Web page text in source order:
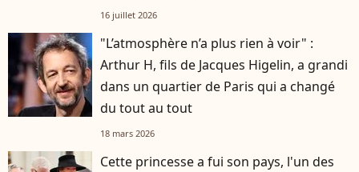
groupe média
16 juillet 2026
"L’atmosphère n’a plus rien à voir" :
Arthur H, fils de Jacques Higelin, a grandi
dans un quartier de Paris qui a changé
du tout au tout
18 mars 2026
Cette princesse a fui son pays, l'un des